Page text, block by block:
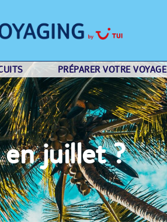
PRÉPARER VOTRE VOYAGE
juillet ?